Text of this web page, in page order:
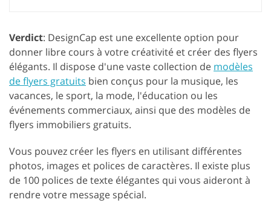
Verdict: DesignCap est une excellente option pour
donner libre cours à votre créativité et créer des flyers
élégants. Il dispose d'une vaste collection de modèles
de flyers gratuits bien conçus pour la musique, les
vacances, le sport, la mode, l'éducation ou les
événements commerciaux, ainsi que des modèles de
flyers immobiliers gratuits.
Vous pouvez créer les flyers en utilisant différentes
photos, images et polices de caractères. Il existe plus
de 100 polices de texte élégantes qui vous aideront à
rendre votre message spécial.